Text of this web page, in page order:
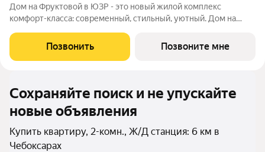
Дом на Фруктовой в ЮЗР - это новый жилой комплекс
комфорт-класса: современный, стильный, уютный. Дом на
удачным расположением, развитой инфраструктурой,
продуманной архитектурой и инженерным
Позвонить Позвоните мне
Сохраняйте поиск и не упускайте
новые объявления
Купить квартиру, 2-комн., Ж/Д станция: 6 км в
Чебоксарах